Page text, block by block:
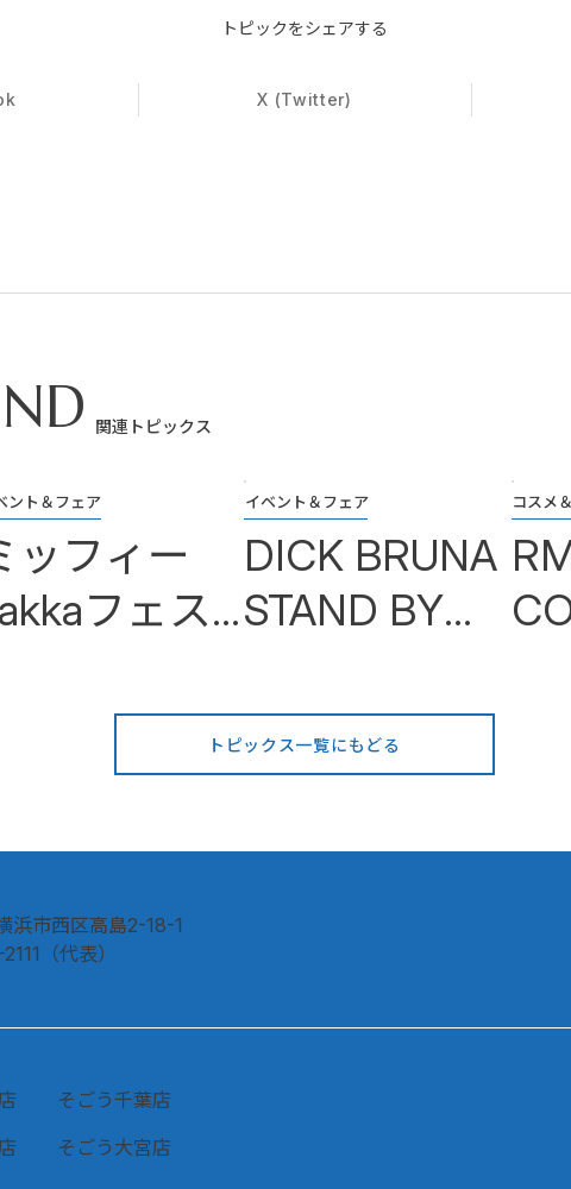
トピックをシェアする
X (Twitter)
関連トピックス
ッフィー
フェス
ント＆フェア
DICK BRUNA
STAND BY
イベント＆フェア コスメ
トピックス一覧にもどる
浜市西区高島2-18-1
（代表）
そごう千葉店
そごう大宮店